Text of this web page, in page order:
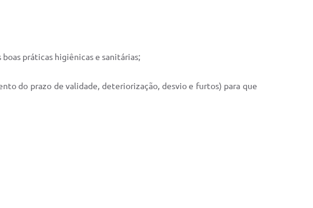
práticas higiênicas e sanitárias;
do prazo de validade, deteriorização, desvio e furtos) para que